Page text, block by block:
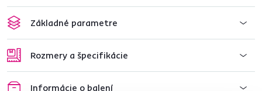
Základné parametre
Rozmery a špecifikácie
Informácie o balení